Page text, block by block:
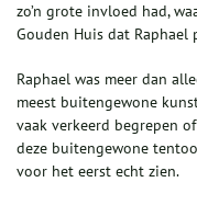
zo’n grote invloed had,
Gouden Huis dat
Raphael was meer dan
meest buitengewone
vaak verkeerd begrepen
deze buitengewone
voor het eerst echt zien.